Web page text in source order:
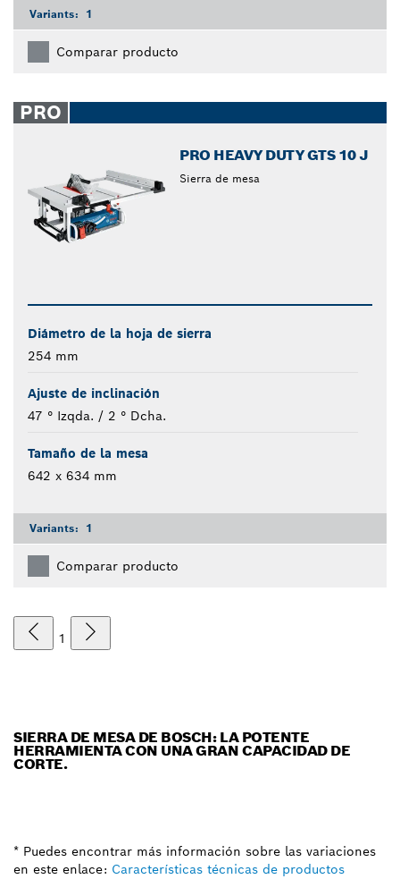
Variants: 1
Comparar producto
PRO
PRO HEAVY DUTY GTS 10 J
Sierra de mesa
Diámetro de la hoja de sierra
254 mm
Ajuste de inclinación
47 ° Izqda. / 2 ° Dcha.
Tamaño de la mesa
642 x 634 mm
Variants: 1
Comparar producto
1
SIERRA DE MESA DE BOSCH: LA POTENTE
HERRAMIENTA CON UNA GRAN CAPACIDAD DE
CORTE.
* Puedes encontrar más información sobre las variaciones
en este enlace: Características técnicas de productos